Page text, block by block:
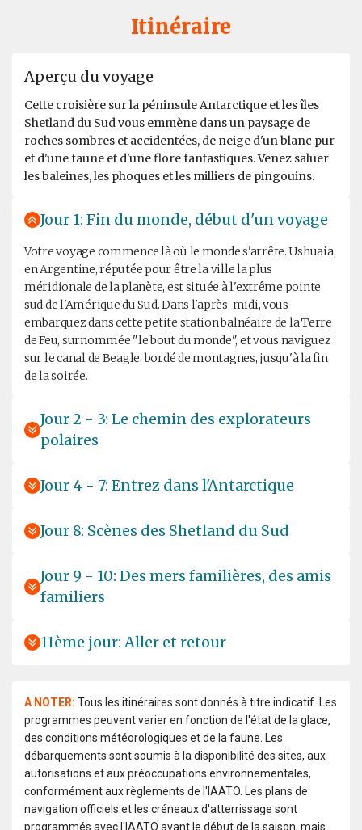
Itinéraire
Aperçu du voyage
Cette croisière sur la péninsule Antarctique et les îles
Shetland du Sud vous emmène dans un paysage de
roches sombres et accidentées, de neige d'un blanc pur
et d'une faune et d'une flore fantastiques. Venez saluer
les baleines, les phoques et les milliers de pingouins.
Jour 1: Fin du monde, début d'un voyage
Votre voyage commence là où le monde s'arrête. Ushuaia,
en Argentine, réputée pour être la ville la plus
méridionale de la planète, est située à l'extrême pointe
sud de l'Amérique du Sud. Dans l'après-midi, vous
embarquez dans cette petite station balnéaire de la Terre
de Feu, surnommée "le bout du monde", et vous naviguez
sur le canal de Beagle, bordé de montagnes, jusqu'à la fin
de la soirée.
Jour 2 - 3: Le chemin des explorateurs
polaires
Jour 4 - 7: Entrez dans l'Antarctique
Jour 8: Scènes des Shetland du Sud
Jour 9 - 10: Des mers familières, des amis
familiers
11ème jour: Aller et retour
A NOTER: Tous les itinéraires sont donnés à titre indicatif. Les
programmes peuvent varier en fonction de l'état de la glace,
des conditions météorologiques et de la faune. Les
débarquements sont soumis à la disponibilité des sites, aux
autorisations et aux préoccupations environnementales,
conformément aux règlements de l'IAATO. Les plans de
navigation officiels et les créneaux d'atterrissage sont
programmés avec l'IAATO avant le début de la saison, mais